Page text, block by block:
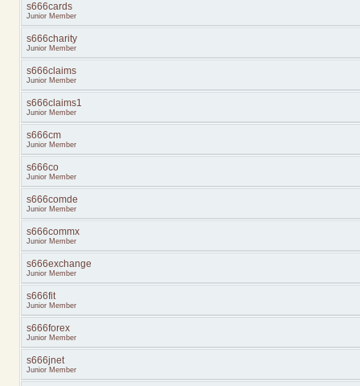
s666cards
Junior Member
s666charity
Junior Member
s666claims
Junior Member
s666claims1
Junior Member
s666cm
Junior Member
s666co
Junior Member
s666comde
Junior Member
s666commx
Junior Member
s666exchange
Junior Member
s666fit
Junior Member
s666forex
Junior Member
s666jnet
Junior Member